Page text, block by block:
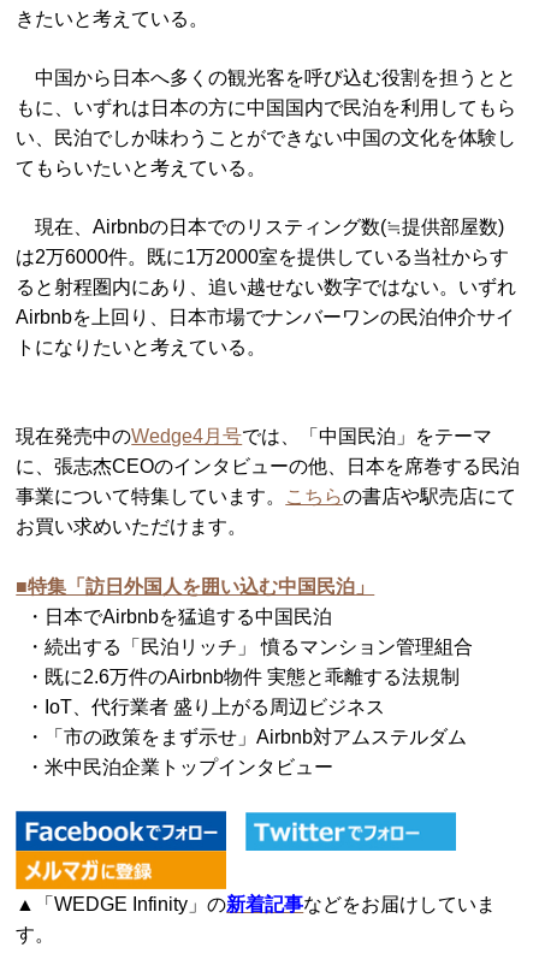
きたいと考えている。
中国から日本へ多くの観光客を呼び込む役割を担うとと
もに、いずれは日本の方に中国国内で民泊を利用してもら
い、民泊でしか味わうことができない中国の文化を体験し
てもらいたいと考えている。
現在、Airbnbの日本でのリスティング数(≒提供部屋数)
は2万6000件。既に1万2000室を提供している当社からす
ると射程圏内にあり、追い越せない数字ではない。いずれ
Airbnbを上回り、日本市場でナンバーワンの民泊仲介サイ
トになりたいと考えている。
現在発売中のWedge4月号では、「中国民泊」をテーマ
に、張志杰CEOのインタビューの他、日本を席巻する民泊
事業について特集しています。
こちらの書店や駅売店にて
お買い求めいただけます。
■特集「訪日外国人を囲い込む中国民泊」
・日本でAirbnbを猛追する中国民泊
・続出する「民泊リッチ」 憤るマンション管理組合
・既に2.6万件のAirbnb物件 実態と乖離する法規制
・IoT、代行業者 盛り上がる周辺ビジネス
・「市の政策をまず示せ」Airbnb対アムステルダム
・米中民泊企業トップインタビュー
▲「WEDGE Infinity」の新着記事などをお届けしていま
す。